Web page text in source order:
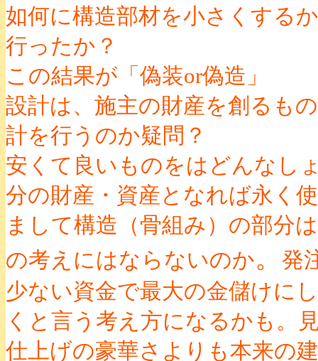
如何に構造部材を小さくする
行ったか？
この結果が「偽装or偽造」
設計は、施主の財産を創るも
計を行うのか疑問？
安くて良いものをはどんなし
分の財産・資産となれば永く
まして構造（骨組み）の部分
の考えにはならないのか。 発
少ない資金で最大の金儲けに
くと言う考え方になるかも。
仕上げの豪華さよりも本来の